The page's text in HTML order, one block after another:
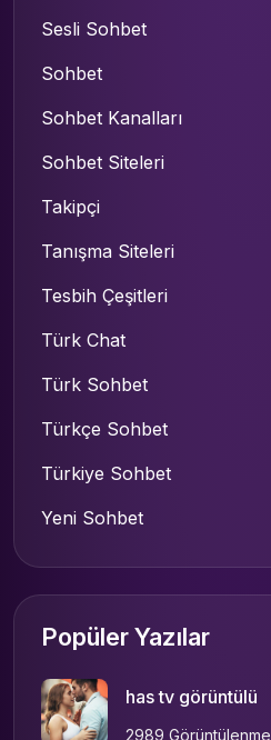
Sesli Sohbet
Sohbet
Sohbet Kanalları
Sohbet Siteleri
Takipçi
Tanışma Siteleri
Tesbih Çeşitleri
Türk Chat
Türk Sohbet
Türkçe Sohbet
Türkiye Sohbet
Yeni Sohbet
Popüler Yazılar
has tv görüntülü
2989 Görüntülenme